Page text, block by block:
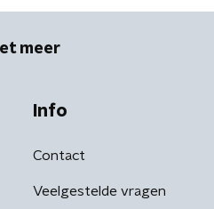
meer
Info
Contact
Veelgestelde vragen